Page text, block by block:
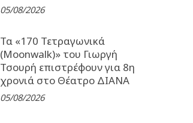
05/08/2026
Τα «170 Τετραγωνικά
(Moonwalk)» του Γιωργή
Τσουρή επιστρέφουν για 8η
χρονιά στο Θέατρο ΔΙΑΝΑ
05/08/2026